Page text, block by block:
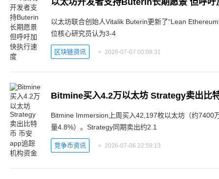
以太坊联合创始人Vitalik Buterin更新了“Lean
位核心研究员认为3-4
区块链资讯 2026-07-07 00:08:31
Bitmine买入4.2万以太坊 Strategy卖出比
Bitmine Immersion上周买入42,197枚以太坊（约7400
量4.8%）。Strategy同期卖出约2.1
竞争币资讯 2026-07-06 22:59:13